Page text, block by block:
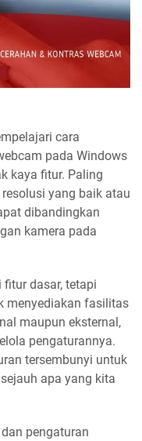
cara
pada Windows
kaya fitur. Paling
yang baik atau
dibandingkan
kamera pada
dasar, tetapi
menyediakan fasilitas
maupun eksternal,
pengaturannya.
tersembunyi untuk
apa yang kita
pengaturan